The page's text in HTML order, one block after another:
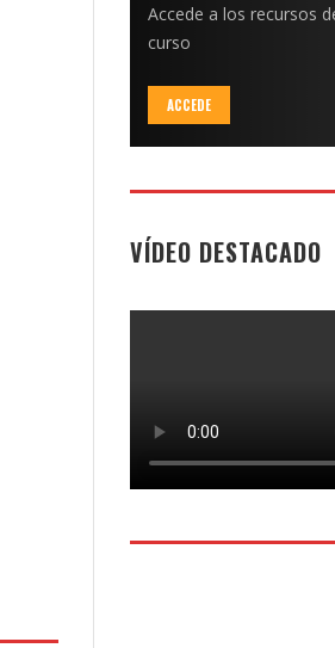
Accede a los recursos
curso
ACCEDE
VÍDEO DESTACADO